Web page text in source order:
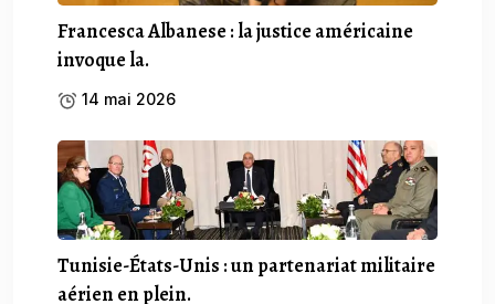
Francesca Albanese : la justice américaine
invoque la.
14 mai 2026
Tunisie-États-Unis : un partenariat militaire
aérien en plein.